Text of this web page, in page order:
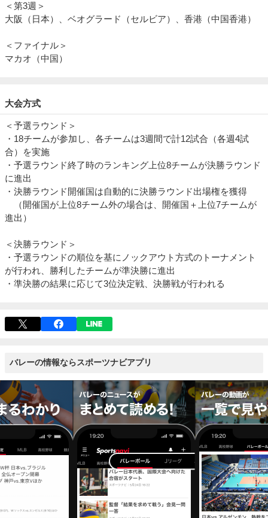
＜第3週＞
大阪（日本）、ベオグラード（セルビア）、香港（中国香港）
＜ファイナル＞
マカオ（中国）
大会方式
＜予選ラウンド＞
・18チームが参加し、各チームは3週間で計12試合（各週4試
合）を実施
・予選ラウンド終了時のランキング上位8チームが決勝ラウンド
に進出
・決勝ラウンド開催国は自動的に決勝ラウンド出場権を獲得
（開催国が上位8チーム外の場合は、開催国＋上位7チームが
進出）
＜決勝ラウンド＞
・予選ラウンドの順位を基にノックアウト方式のトーナメント
が行われ、勝利したチームが準決勝に進出
・準決勝の結果に応じて3位決定戦、決勝戦が行われる
バレーの情報ならスポーツナビアプリ